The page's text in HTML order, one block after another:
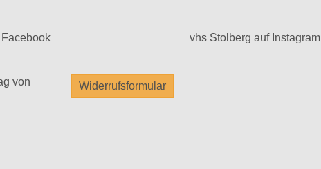
von
vhs Stolberg auf Instagram
Widerrufsformular